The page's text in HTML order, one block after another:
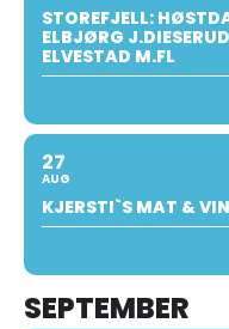
STOREFJELL:
ELBJØRG
ELVESTAD M.FL
27
AUG
KJERSTI`S MAT &
SEPTEMBER